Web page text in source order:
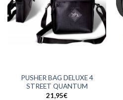
PUSHER BAG DELUXE 4
STREET QUANTUM
21,95€